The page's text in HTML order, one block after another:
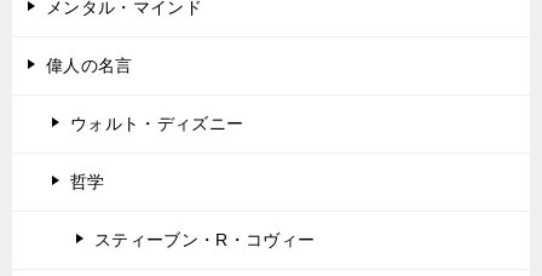
メンタル・マインド
偉人の名言
ウォルト・ディズニー
哲学
スティーブン・R・コヴィー